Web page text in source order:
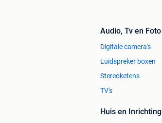
Audio, Tv en Foto
Digitale camera's
Luidspreker boxen
Stereoketens
TV's
Huis en Inrichting